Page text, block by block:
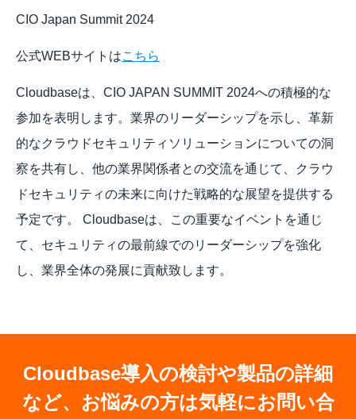
CIO Japan Summit 2024
公式WEBサイトはこちら
Cloudbaseは、CIO JAPAN SUMMIT 2024への積極的な
参加を表明します。業界のリーダーシップを示し、革新
的なクラウドセキュリティソリューションについての洞
察を共有し、他の業界関係者との交流を通じて、クラウ
ドセキュリティの未来に向けた戦略的な展望を提供する
予定です。 Cloudbaseは、この重要なイベントを通じ
て、セキュリティの最前線でのリーダーシップを強化
し、業界全体の発展に貢献致します。
Cloudbase導入の検討や製品の詳細
など、お悩みの方は気軽にお問い合